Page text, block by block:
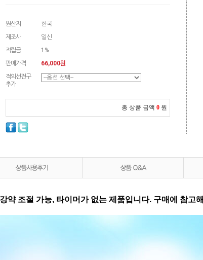
원산지
한국
제조사
일신
적립금
1%
판매가격
66,000원
적외선전구
추가
총 상품 금액 0 원
약 조절 가능, 타이머가 없는 제품입니다. 구매에 참고